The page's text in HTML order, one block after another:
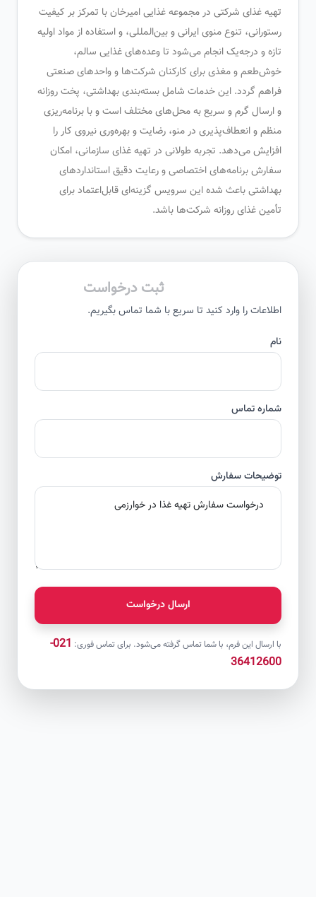
تهیه غذای شرکتی در مجموعه غذایی امیرخان با تمرکز بر کیفیت
رستورانی، تنوع منوی ایرانی و بین‌المللی، و استفاده از مواد اولیه
تازه و درجه‌یک انجام می‌شود تا وعده‌های غذایی سالم،
خوش‌طعم و مغذی برای کارکنان شرکت‌ها و واحدهای صنعتی
فراهم گردد. این خدمات شامل بسته‌بندی بهداشتی، پخت روزانه
و ارسال گرم و سریع به محل‌های مختلف است و با برنامه‌ریزی
منظم و انعطاف‌پذیری در منو، رضایت و بهره‌وری نیروی کار را
افزایش می‌دهد. تجربه طولانی در تهیه غذای سازمانی، امکان
سفارش برنامه‌های اختصاصی و رعایت دقیق استانداردهای
بهداشتی باعث شده این سرویس گزینه‌ای قابل‌اعتماد برای
تأمین غذای روزانه شرکت‌ها باشد.
ثبت درخواست
اطلاعات را وارد کنید تا سریع با شما تماس بگیریم.
شماره تماس
توضیحات سفارش
ارسال درخواست
با ارسال این فرم، با شما تماس گرفته می‌شود. برای تماس فوری:
021-
36412600